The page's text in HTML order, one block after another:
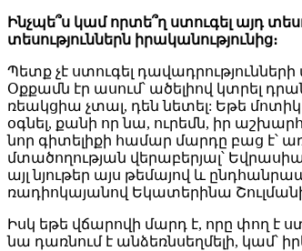
Ինչպե՞ս կամ որտե՞ղ ստուգել այդ
տեսություններն իրականությունից։
Պետք չէ ստուգել
Օքքամն էր ասում՝ ածելիով կտրել
ռեակցիա չտալ, դեն նետել: Եթե
օգնել, քանի որ նա, ուրեմն, իր
նոր գիտելիքի համար մարդը բաց է՝
մտածողության վերաբերյալ՝ Եվրասիա
այլ նյութեր այս թեմայով և
ռադիոկայանով Եկատերինա
Իսկ եթե վճարովի մարդ է, որը փող է
նա դառնում է անձեռնսեղմելի, կամ՝